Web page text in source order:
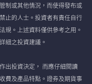
制或其他情況，而使得發布或
止的人士。投資者有責任自行
規。上述資料僅供參考之用。
細之投資建議。
出投資決定， 而應仔細閱讀
費及產品特點。證券及期貨事